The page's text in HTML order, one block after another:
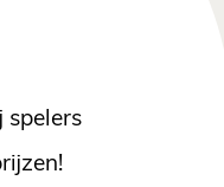
spelers